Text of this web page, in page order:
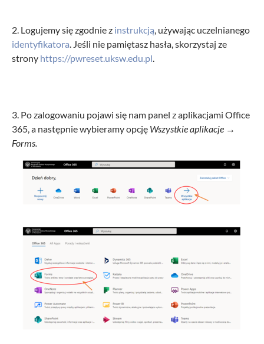
2. Logujemy się zgodnie z instrukcją, używając uczelnianego
identyfikatora. Jeśli nie pamiętasz hasła, skorzystaj ze
strony https://pwreset.uksw.edu.pl.
3. Po zalogowaniu pojawi się nam panel z aplikacjami Office
365, a następnie wybieramy opcję Wszystkie aplikacje →
Forms.